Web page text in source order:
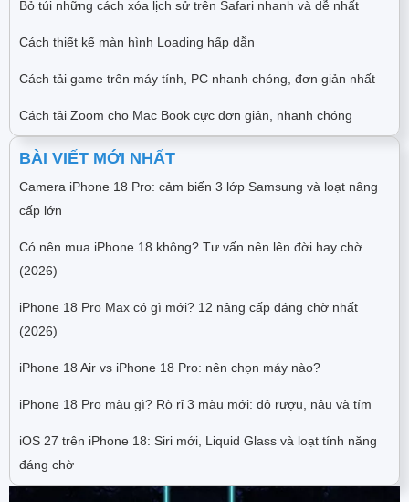
Bỏ túi những cách xóa lịch sử trên Safari nhanh và dễ nhất
Cách thiết kế màn hình Loading hấp dẫn
Cách tải game trên máy tính, PC nhanh chóng, đơn giản nhất
Cách tải Zoom cho Mac Book cực đơn giản, nhanh chóng
BÀI VIẾT MỚI NHẤT
Camera iPhone 18 Pro: cảm biến 3 lớp Samsung và loạt nâng
cấp lớn
Có nên mua iPhone 18 không? Tư vấn nên lên đời hay chờ
(2026)
iPhone 18 Pro Max có gì mới? 12 nâng cấp đáng chờ nhất
(2026)
iPhone 18 Air vs iPhone 18 Pro: nên chọn máy nào?
iPhone 18 Pro màu gì? Rò rỉ 3 màu mới: đỏ rượu, nâu và tím
iOS 27 trên iPhone 18: Siri mới, Liquid Glass và loạt tính năng
đáng chờ